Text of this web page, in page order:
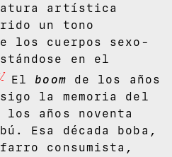
artística
un tono
los cuerpos sexo-
en el
El boom de los años
la memoria del
años noventa
Esa década boba,
consumista,